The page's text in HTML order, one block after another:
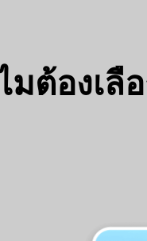
มต้องเลื